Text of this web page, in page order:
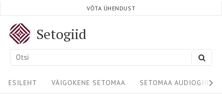
content
Setogiid
Search
VÕTA ÜHENDUST
Site
ESILEHT VÄIGOKENE SETOMAA SETOMAA AUDIOGIIDID